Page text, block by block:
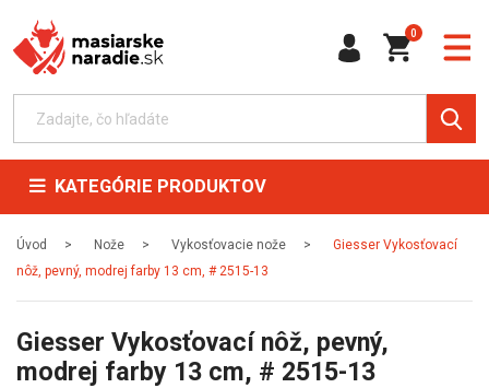
0
KATEGÓRIE PRODUKTOV
Úvod Nože Vykosťovacie nože
Giesser Vykosťovací
nôž, pevný, modrej farby 13 cm, # 2515-13
Giesser Vykosťovací nôž, pevný,
modrej farby 13 cm, # 2515-13